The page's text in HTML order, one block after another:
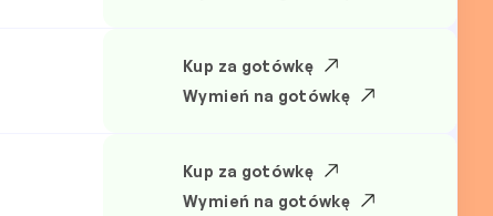
Kup za gotówkę
Wymień na gotówkę
Kup za gotówkę
Wymień na gotówkę